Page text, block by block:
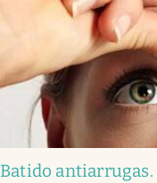
Batido antiarrugas.